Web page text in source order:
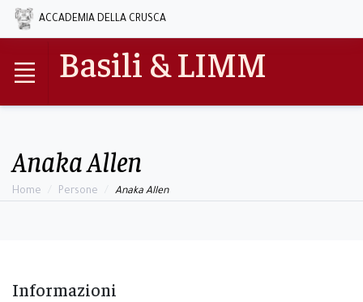
ACCADEMIA DELLA CRUSCA
Basili & LIMM
Anaka Allen
Home Persone Anaka Allen
Informazioni